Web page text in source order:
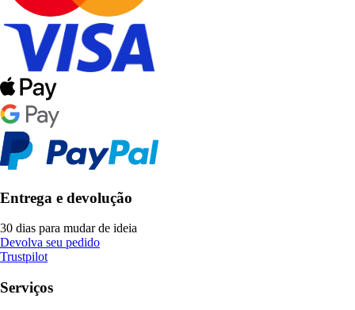
Entrega e devolução
30 dias para mudar de ideia
Devolva seu pedido
Trustpilot
Serviços